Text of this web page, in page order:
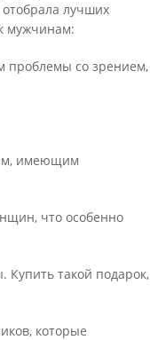
лучших
мужчинам:
проблемы со зрением,
имеющим
что особенно
Купить такой подарок,
которые